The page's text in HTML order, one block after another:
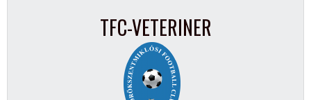
TFC-VETERINER